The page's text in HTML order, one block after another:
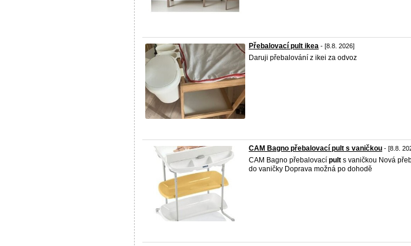
Přebalovací pult ikea - [8.8. 2026]
Daruji přebalování z ikei za odvoz
CAM Bagno přebalovací pult s vaničkou - [8.8.
CAM Bagno přebalovací pult s vaničkou Nová
do vaničky Doprava možná po dohodě